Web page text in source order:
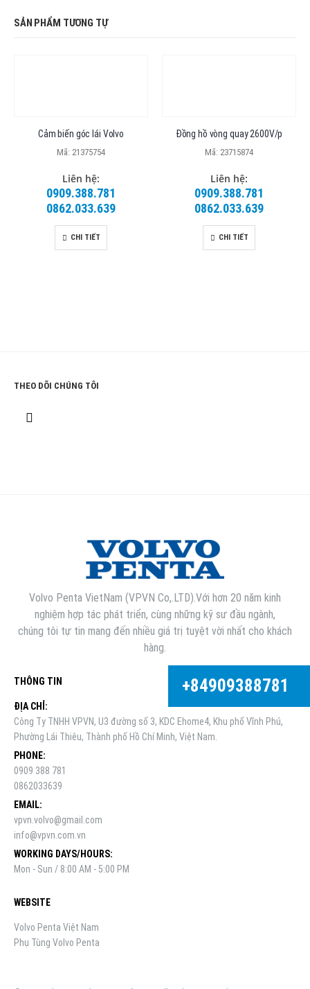
SẢN PHẨM TƯƠNG TỰ
Cảm biến góc lái Volvo
Mã: 21375754
Liên hệ:
0909.388.781
0862.033.639
CHI TIẾT
Đồng hồ vòng quay 2600V/p
Mã: 23715874
Liên hệ:
0909.388.781
0862.033.639
CHI TIẾT
THEO DÕI CHÚNG TÔI
Volvo Penta VietNam (VPVN Co,.LTD).Với hơn 20 năm kinh
nghiệm hợp tác phát triển, cùng những kỹ sư đầu ngành,
chúng tôi tự tin mang đến nhiều giá trị tuyệt vời nhất cho khách
hàng.
THÔNG TIN
ĐỊA CHỈ:
Công Ty TNHH VPVN, U3 đường số 3, KDC Ehome4, Khu phố Vĩnh Phú,
Phường Lái Thiêu, Thành phố Hồ Chí Minh, Việt Nam.
PHONE:
0909 388 781
0862033639
EMAIL:
vpvn.volvo@gmail.com
info@vpvn.com.vn
WORKING DAYS/HOURS:
Mon - Sun / 8:00 AM - 5:00 PM
WEBSITE
Volvo Penta Việt Nam
Phụ Tùng Volvo Penta
+84909388781